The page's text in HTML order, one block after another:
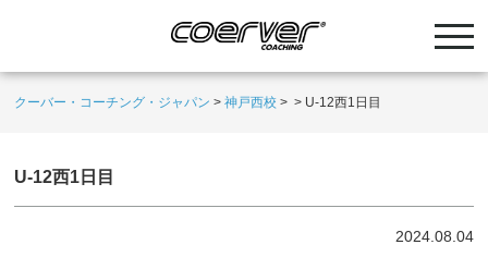
クーバー・コーチング・ジャパン >神戸西校 > > U-12西1日目
U-12西1日目
2024.08.04